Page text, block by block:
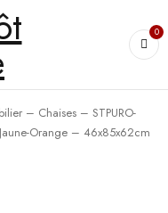
0
– Chaises – STPURO-
Orange – 46x85x62cm